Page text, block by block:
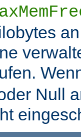
Null